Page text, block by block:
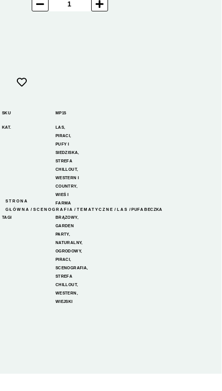
SKU MP15
KAT. LAS,
PIRACI,
PUFY I
SIEDZISKA,
STREFA
CHILLOUT,
WESTERN I
COUNTRY,
WIEŚ I
FARMA
TAGI BRĄZOWY,
GARDEN
PARTY,
NATURALNY,
OGRODOWY,
PIRACI,
SCENOGRAFIA,
STREFA
CHILLOUT,
WESTERN ,
WIEJSKI
STRONA
GŁÓWNA / SCENOGRAFIA /TEMATYCZNE / LAS / PUFA BECZKA